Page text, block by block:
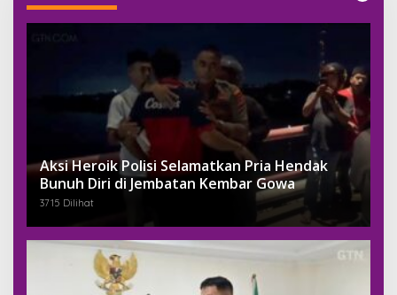
Aksi Heroik Polisi Selamatkan Pria Hendak
Bunuh Diri di Jembatan Kembar Gowa
3715 Dilihat